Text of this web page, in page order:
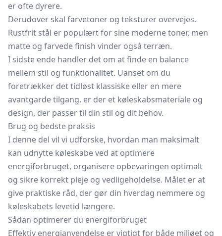
er ofte dyrere.
Derudover skal farvetoner og teksturer overvejes.
Rustfrit stål er populært for sine moderne toner, men
matte og farvede finish vinder også terræn.
I sidste ende handler det om at finde en balance
mellem stil og funktionalitet. Uanset om du
foretrækker det tidløst klassiske eller en mere
avantgarde tilgang, er der et køleskabsmateriale og
design, der passer til din stil og dit behov.
Brug og bedste praksis
I denne del vil vi udforske, hvordan man maksimalt
kan udnytte køleskabe ved at optimere
energiforbruget, organisere opbevaringen optimalt
og sikre korrekt pleje og vedligeholdelse. Målet er at
give praktiske råd, der gør din hverdag nemmere og
køleskabets levetid længere.
Sådan optimerer du energiforbruget
Effektiv energianvendelse er vigtigt for både miljøet og